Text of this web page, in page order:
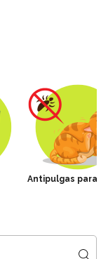
Antipulgas para